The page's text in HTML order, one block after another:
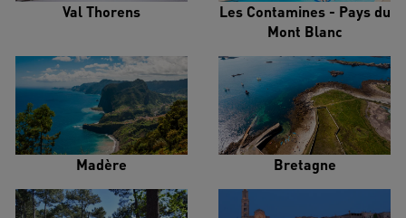
Val Thorens
Les Contamines - Pays du
Mont Blanc
Madère Bretagne